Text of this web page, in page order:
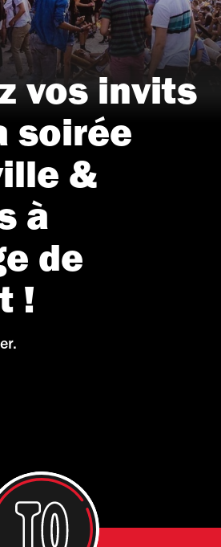
vos invits
soirée
&
à
de
!